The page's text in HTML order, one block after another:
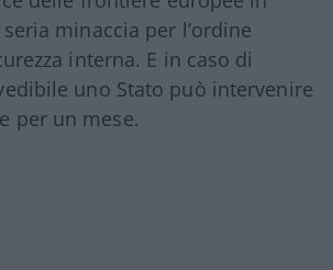
minaccia per l’ordine
interna. E in caso di
uno Stato può intervenire
per un mese.